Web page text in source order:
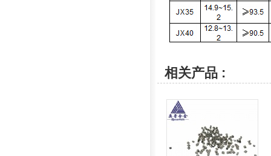
相关产品 :